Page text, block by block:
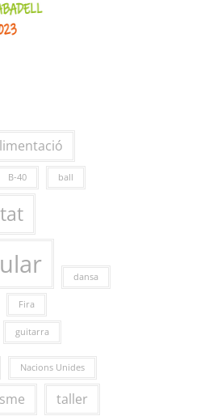
B-40 ball
dansa
Fira
guitarra
Nacions Unides
taller